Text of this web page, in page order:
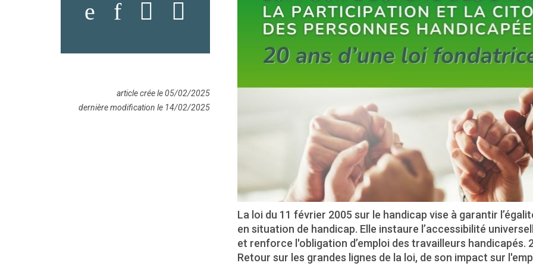
La loi du 11 février 2005 sur le handicap vise à garantir
en situation de handicap. Elle instaure l’accessibilité
et renforce l'obligation d’emploi des travailleurs handicapés.
Retour sur les grandes lignes de la loi, de son impact sur
article crée le 05/02/2025
dernière modification le 14/02/2025